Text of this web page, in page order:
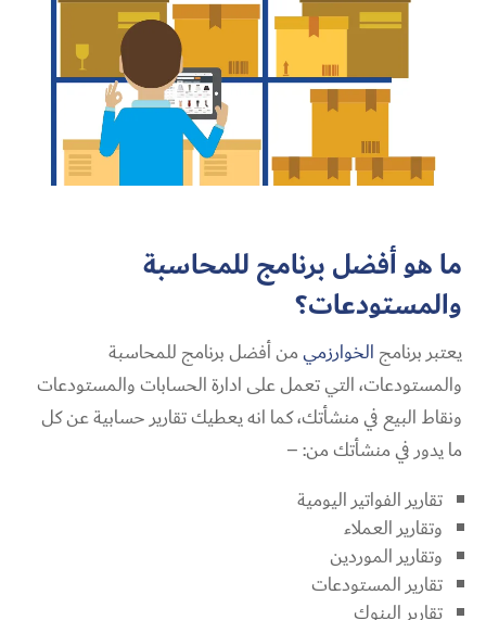
ما هو أفضل برنامج للمحاسبة
والمستودعات؟
يعتبر برنامج الخوارزميمن أفضل برنامج للمحاسبة
والمستودعات، التي تعمل على ادارة الحسابات والمستودعات
ونقاط البيع في منشأتك، كما انه يعطيك تقارير حسابية عن كل
ما يدور في منشأتك من: –
تقارير الفواتير اليومية
وتقارير العملاء
وتقارير الموردين
تقارير المستودعات
تقارير البنوك